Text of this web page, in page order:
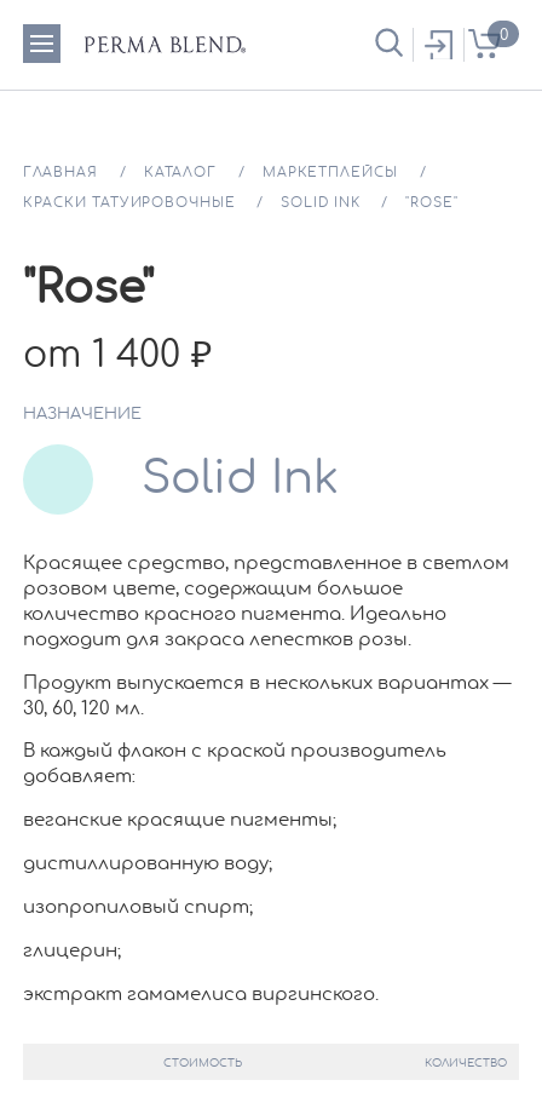
0
ГЛАВНАЯ КАТАЛОГ МАРКЕТПЛЕЙСЫ
КРАСКИ ТАТУИРОВОЧНЫЕ SOLID INK "ROSE"
"Rose"
от 1 400
НАЗНАЧЕНИЕ
Solid Ink
Красящее средство, представленное в светлом
розовом цвете, содержащим большое
количество красного пигмента. Идеально
подходит для закраса лепестков розы.
Продукт выпускается в нескольких вариантах —
30, 60, 120 мл.
В каждый флакон с краской производитель
добавляет:
веганские красящие пигменты;
дистиллированную воду;
изопропиловый спирт;
глицерин;
экстракт гамамелиса виргинского.
СТОИМОСТЬ КОЛИЧЕСТВО